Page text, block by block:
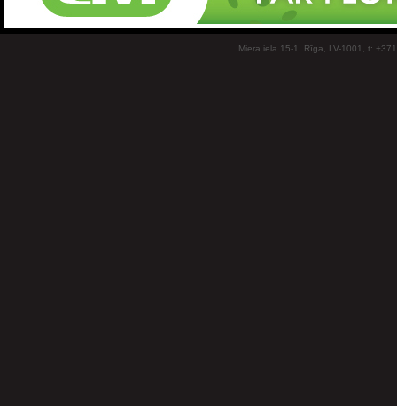
Miera iela 15-1, Rīga, LV-1001, t: